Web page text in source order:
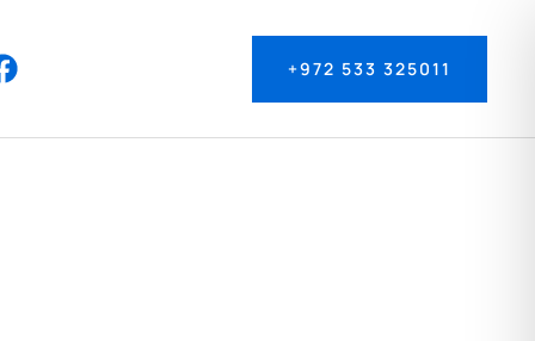
+972 533 325011